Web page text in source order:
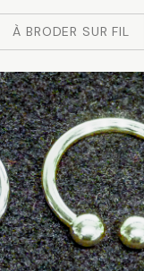
À BRODER SUR FIL